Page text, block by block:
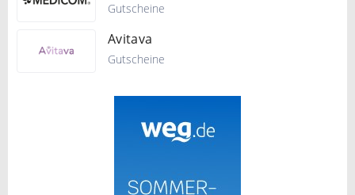
Gutscheine
Avitava
Gutscheine